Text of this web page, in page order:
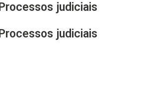
Processos judiciais
Processos judiciais